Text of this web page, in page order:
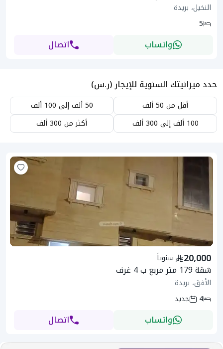
النخيل، بريدة
5
واتساب اتصال
حدد ميزانيتك السنوية للإيجار (ر.س)
أقل من 50 ألف
50 ألف إلى 100 ألف
100 ألف إلى 300 ألف
أكثر من 300 ألف
سنوياً 20,000
شقة 179 متر مربع ب 4 غرف
الأفق، بريدة
4
جديد
واتساب اتصال